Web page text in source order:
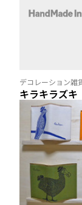
デコレーション雑
キラキラズキ